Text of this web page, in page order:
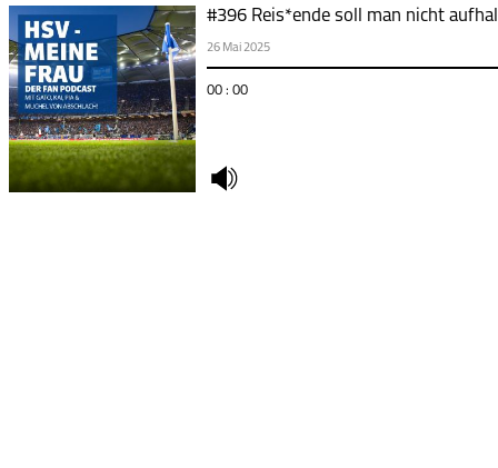
#396 Reis*ende soll man nicht
26 Mai 2025
00 : 00